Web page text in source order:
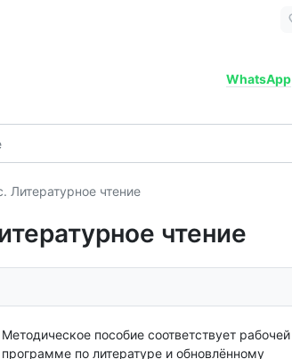
WhatsApp
Литературное чтение
чтение
Методическое пособие соответствует рабочей
программе по литературе и обновлённому